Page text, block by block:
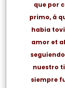
que por
primo, á
habia
amor et
nuestro
siempre